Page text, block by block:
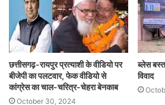
छत्तीसगढ़-रायपुर प्रत्याशी के वीडियो पर
बीजेपी का पलटवार, फेक वीडियो से
कांग्रेस का चाल-चरित्र-चेहरा बेनकाब
October 30, 2024
ब्लेस
विवाद